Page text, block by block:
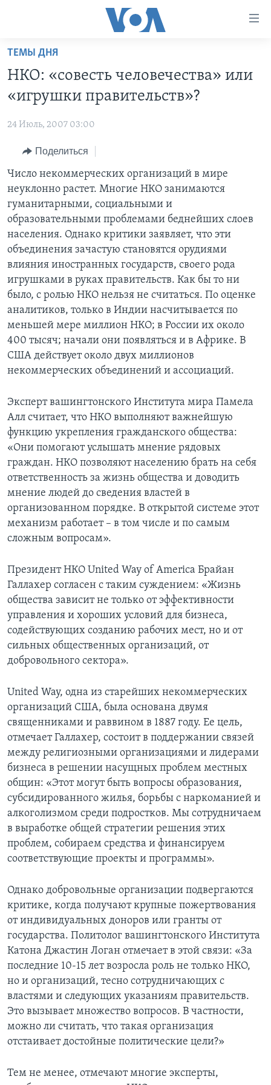
Перейти
основной
контент
Перейти
навигации
Перейти
поиск
НОВОСТИ ЗА МИНУТУ
ИТОГИ
ПОЧЕМУ ЭТО ВАЖНО?
ДИСКУССИЯ VOA
ДЕТАЛИ
НЬЮ-ЙОРК NEW YORK
АМЕРИКА. БОЛЬШОЕ ПУТЕШЕСТВИЕ
ПРОЕКТЫ
УЧИМ АНГЛИЙСКИЙ
НАША АМЕРИКАНСКАЯ ИСТОРИЯ
А КАК В АМЕРИКЕ?
АРТЕФАКТЫ
АМЕРИКАНСКИЕ ГОРОДКИ
ТЕСТЫ
ЭКСПЕРТИЗА
ИНТЕРВЬЮ
ФАКТЫ ПРОТИВ ФЕЙКОВ
ЗА СВОБОДУ ПРЕССЫ
УЧИМ АНГЛИЙСКИЙ
ВИДЕО
ПОДПИСКА НА НОВОСТИ
Learning English
СОЦИАЛЬНЫЕ СЕТИ
ТЕМЫ ДНЯ
НКО: «совесть человечества» или
«игрушки правительств»?
24 Июль, 2007 03:00
Поделиться
Число некоммерческих организаций в мире
неуклонно растет. Многие НКО занимаются
гуманитарными, социальными и
образовательными проблемами беднейших слоев
населения. Однако критики заявляет, что эти
объединения зачастую становятся орудиями
влияния иностранных государств, своего рода
игрушками в руках правительств. Как бы то ни
было, с ролью НКО нельзя не считаться. По оценке
аналитиков, только в Индии насчитывается по
меньшей мере миллион НКО; в России их около
400 тысяч; начали они появляться и в Африке. В
США действует около двух миллионов
некоммерческих объединений и ассоциаций.
Эксперт вашингтонского Института мира Памела
Алл считает, что НКО выполняют важнейшую
функцию укрепления гражданского общества:
«Они помогают услышать мнение рядовых
граждан. НКО позволяют населению брать на себя
ответственность за жизнь общества и доводить
мнение людей до сведения властей в
организованном порядке. В открытой системе этот
механизм работает – в том числе и по самым
сложным вопросам».
Президент НКО United Way of America Брайан
Галлахер согласен с таким суждением: «Жизнь
общества зависит не только от эффективности
управления и хороших условий для бизнеса,
содействующих созданию рабочих мест, но и от
сильных общественных организаций, от
добровольного сектора».
United Way, одна из старейших некоммерческих
организаций США, была основана двумя
священниками и раввином в 1887 году. Ее цель,
отмечает Галлахер, состоит в поддержании связей
между религиозными организациями и лидерами
бизнеса в решении насущных проблем местных
общин: «Этот могут быть вопросы образования,
субсидированного жилья, борьбы с наркоманией и
алкоголизмом среди подростков. Мы сотрудничаем
в выработке общей стратегии решения этих
проблем, собираем средства и финансируем
соответствующие проекты и программы».
Однако добровольные организации подвергаются
критике, когда получают крупные пожертвования
от индивидуальных доноров или гранты от
государства. Политолог вашингтонского Института
Катона Джастин Логан отмечает в этой связи: «За
последние 10-15 лет возросла роль не только НКО,
но и организаций, тесно сотрудничающих с
властями и следующих указаниям правительств.
Это вызывает множество вопросов. В частности,
можно ли считать, что такая организация
отстаивает достойные политические цели?»
Тем не менее, отмечают многие эксперты,